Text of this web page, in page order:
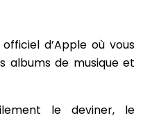
d’Apple où vous
albums de musique et
le deviner, le